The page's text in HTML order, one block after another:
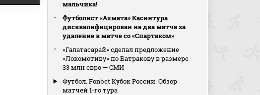
мальчика!
Футболист «Ахмата» Касинтура
дисквалифицирован на два матча за
удаление в матче со «Спартаком»
«Галатасарай» сделал предложение
«Локомотиву» по Батракову в размере
33 млн евро — СМИ
Футбол. Fonbet Кубок России. Обзор
матчей 1-го тура